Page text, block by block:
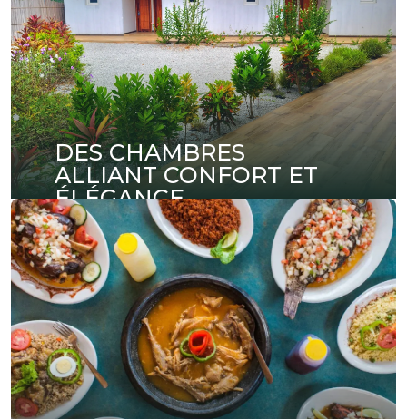
DES CHAMBRES
ALLIANT CONFORT ET
ÉLÉGANCE
Découvrez nos chambres au design soigné,
offrant un confort absolu pour votre séjour.